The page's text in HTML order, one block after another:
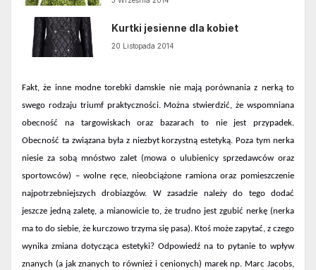
Kurtki jesienne dla kobiet
20 Listopada 2014
Fakt, że inne modne torebki damskie nie mają porównania z nerką to
swego rodzaju triumf praktyczności. Można stwierdzić, że wspomniana
obecność na targowiskach oraz bazarach to nie jest przypadek.
Obecność ta związana była z niezbyt korzystną estetyką. Poza tym nerka
niesie za sobą mnóstwo zalet (mowa o ulubienicy sprzedawców oraz
sportowców) – wolne ręce, nieobciążone ramiona oraz pomieszczenie
najpotrzebniejszych drobiazgów. W zasadzie należy do tego dodać
jeszcze jedną zaletę, a mianowicie to, że trudno jest zgubić nerkę (nerka
ma to do siebie, że kurczowo trzyma się pasa). Ktoś może zapytać, z czego
wynika zmiana dotycząca estetyki? Odpowiedź na to pytanie to wpływ
znanych (a jak znanych to również i cenionych) marek np. Marc Jacobs,